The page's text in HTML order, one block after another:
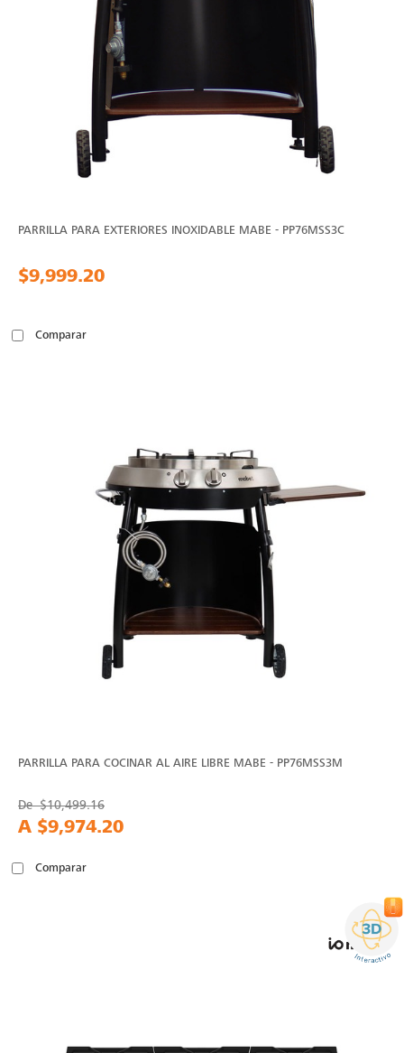
PARRILLA PARA EXTERIORES INOXIDABLE MABE - PP76MSS3C
$9,999.20
Comparar
PARRILLA PARA COCINAR AL AIRE LIBRE MABE - PP76MSS3M
De$10,499.16
A $9,974.20
Comparar